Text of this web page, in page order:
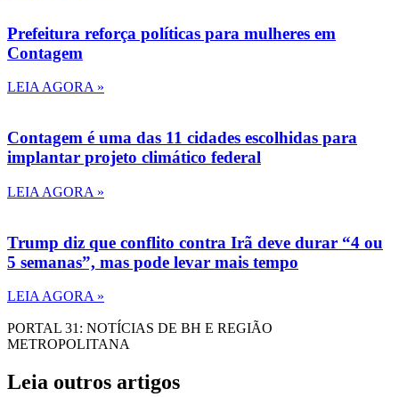
Prefeitura reforça políticas para mulheres em
Contagem
LEIA AGORA »
Contagem é uma das 11 cidades escolhidas para
implantar projeto climático federal
LEIA AGORA »
Trump diz que conflito contra Irã deve durar “4 ou
5 semanas”, mas pode levar mais tempo
LEIA AGORA »
PORTAL 31: NOTÍCIAS DE BH E REGIÃO
METROPOLITANA
Leia outros artigos